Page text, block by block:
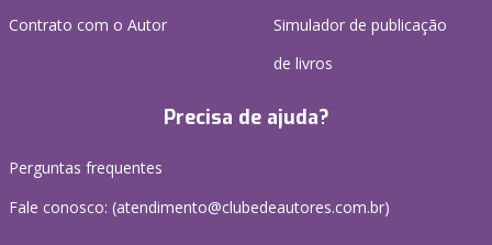
Contrato com o Autor
Simulador de publicação
de livros
Precisa de ajuda?
Perguntas frequentes
Fale conosco: (atendimento@clubedeautores.com.br)